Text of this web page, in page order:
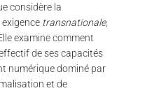
considère la
transnationale,
examine comment
de ses capacités
numérique dominé par
et de